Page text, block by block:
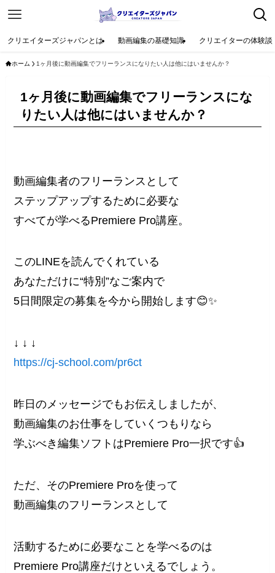
クリエイターズジャパンとは 動画編集の基礎知識 クリエイターの体験談
ホーム 1ヶ月後に動画編集でフリーランスになりたい人は他にはいませんか？
1ヶ月後に動画編集でフリーランスにな
りたい人は他にはいませんか？
動画編集者のフリーランスとして
ステップアップするために必要な
すべてが学べるPremiere Pro講座。
このLINEを読んでくれている
あなただけに“特別”なご案内で
5日間限定の募集を今から開始します😊✨
↓ ↓ ↓
https://cj-school.com/pr6ct
昨日のメッセージでもお伝えしましたが、
動画編集のお仕事をしていくつもりなら
学ぶべき編集ソフトはPremiere Pro一択です👍
ただ、そのPremiere Proを使って
動画編集のフリーランスとして
活動するために必要なことを学べるのは
Premiere Pro講座だけといえるでしょう。